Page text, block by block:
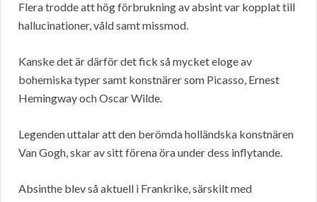
Flera trodde att hög förbrukning av absint var kopplat till
hallucinationer, våld samt missmod.
Kanske det är därför det fick så mycket eloge av
bohemiska typer samt konstnärer som Picasso, Ernest
Hemingway och Oscar Wilde.
Legenden uttalar att den berömda holländska konstnären
Van Gogh, skar av sitt förena öra under dess inflytande.
Absinthe blev så aktuell i Frankrike, särskilt med